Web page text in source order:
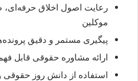
رعایت اصول اخلاق حرفه‌ای،
موکلین
پیگیری مستمر و دقیق
ارائه مشاوره حقوقی قابل
استفاده از دانش روز